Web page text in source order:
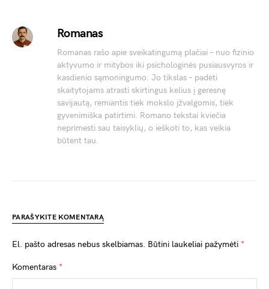
Romanas
Romanas rašo apie sveikatingumą plačiai – nuo fizinio
aktyvumo ir mitybos iki psichologinės pusiausvyros ir
kasdienio sąmoningumo. Jo tikslas – padėti
skaitytojams atrasti skirtingus kelius į geresnę
savijautą, remiantis tiek mokslo įžvalgomis, tiek
gyvenimiška patirtimi. Romano tekstai kviečia
neprimesti sau taisyklių, o ieškoti to, kas veikia
būtent tau.
PARAŠYKITE KOMENTARĄ
El. pašto adresas nebus skelbiamas. Būtini laukeliai pažymėti *
Komentaras *